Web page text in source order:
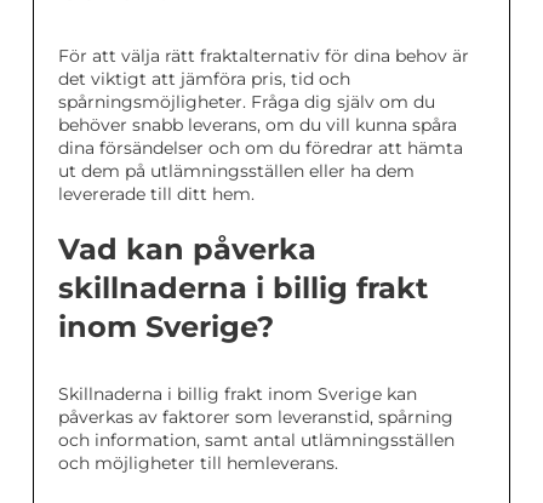
För att välja rätt fraktalternativ för dina behov är
det viktigt att jämföra pris, tid och
spårningsmöjligheter. Fråga dig själv om du
behöver snabb leverans, om du vill kunna spåra
dina försändelser och om du föredrar att hämta
ut dem på utlämningsställen eller ha dem
levererade till ditt hem.
Vad kan påverka
skillnaderna i billig frakt
inom Sverige?
Skillnaderna i billig frakt inom Sverige kan
påverkas av faktorer som leveranstid, spårning
och information, samt antal utlämningsställen
och möjligheter till hemleverans.